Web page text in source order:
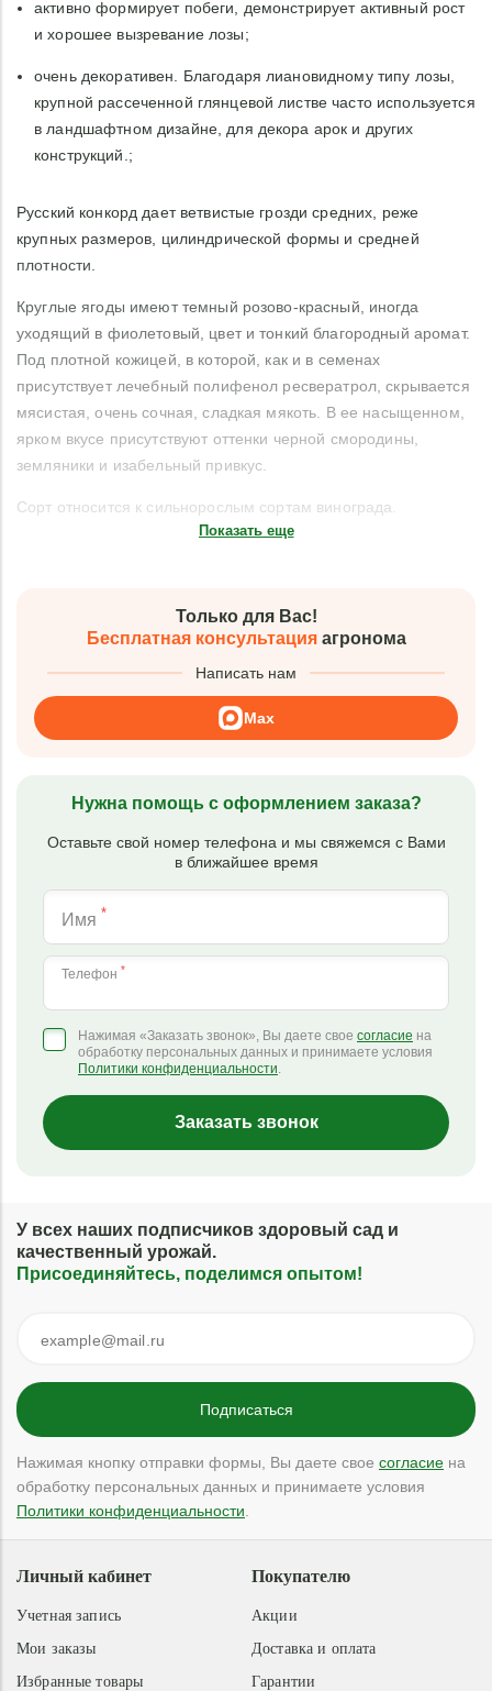
активно формирует побеги, демонстрирует активный рост
и хорошее вызревание лозы;
очень декоративен. Благодаря лиановидному типу лозы,
крупной рассеченной глянцевой листве часто используется
в ландшафтном дизайне, для декора арок и других
конструкций.;
Русский конкорд дает ветвистые грозди средних, реже
крупных размеров, цилиндрической формы и средней
плотности.
Круглые ягоды имеют темный розово-красный, иногда
уходящий в фиолетовый, цвет и тонкий благородный аромат.
Под плотной кожицей, в которой, как и в семенах
присутствует лечебный полифенол ресвератрол, скрывается
мясистая, очень сочная, сладкая мякоть. В ее насыщенном,
ярком вкусе присутствуют оттенки черной смородины,
земляники и изабельный привкус.
Сорт относится к сильнорослым сортам винограда.
Показать еще
Только для Вас!
Бесплатная консультацияагронома
Написать нам
Max
Нужна помощь с оформлением заказа?
Оставьте свой номер телефона и мы свяжемся с Вами
в ближайшее время
Имя *
Телефон *
Нажимая «Заказать звонок», Вы даете свое согласие на
обработку персональных данных и принимаете условия
Политики конфиденциальности.
Заказать звонок
У всех наших подписчиков здоровый сад и
качественный урожай.
Присоединяйтесь, поделимся опытом!
Нажимая кнопку отправки формы, Вы даете свое согласие на
обработку персональных данных и принимаете условия
Политики конфиденциальности
Покупателю
Акции
Доставка и оплата
Гарантии
Личный кабинет
Учетная запись
Мои заказы
Избранные товары